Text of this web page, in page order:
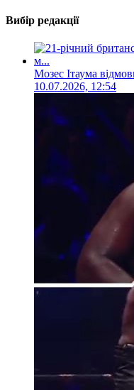
Вибір редакції
Мозес Ітаума
10.07.2026, 12:54